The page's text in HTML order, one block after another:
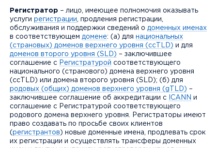
Регистратор – лицо, имеющее полномочия оказывать
услуги регистрации , продления регистрации,
обслуживания и поддержки сведений о доменных именах
в соответствующем домене: (а) для национальных
(страновых) доменов верхнего уровня (ссTLD) и для
доменов второго уровня (SLD) – заключившее
соглашение с Регистратурой соответствующего
национального (странового) домена верхнего уровня
(ссTLD) или домена второго уровня (SLD); (б) для
родовых (общих) доменов верхнего уровня (gTLD) –
заключившее соглашение об аккредитации с
ICANN и
соглашение с Регистратурой соответствующего
родового домена верхнего уровня. Регистраторы имеют
право создавать по просьбе своих клиентов
(регистрантов ) новые доменные имена, продлевать срок
их регистрации и осуществлять трансферы доменных